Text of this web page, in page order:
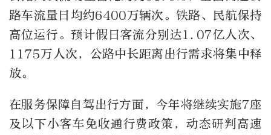
路车流量日均约6400万辆次。铁路、民航保持
高位运行。预计假日客流分别达1.07亿人次、
1175万人次，公路中长距离出行需求将集中释
放。
在服务保障自驾出行方面，今年将继续实施7座
及以下小客车免收通行费政策，动态研判高速